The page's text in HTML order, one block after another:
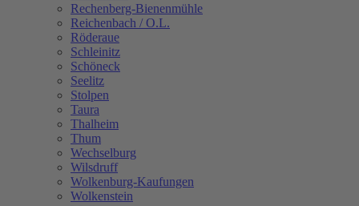
Rechenberg-Bienenmühle
Reichenbach / O.L.
Röderaue
Schleinitz
Schöneck
Seelitz
Stolpen
Taura
Thalheim
Thum
Wechselburg
Wilsdruff
Wolkenburg-Kaufungen
Wolkenstein